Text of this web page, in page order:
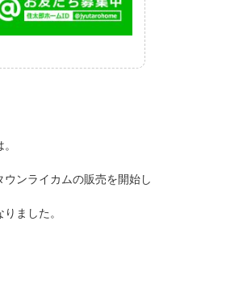
ウンライカムの販売を開始し
ました。